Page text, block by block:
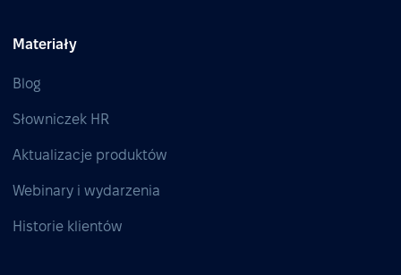
Materiały
Blog
Słowniczek HR
Aktualizacje produktów
Webinary i wydarzenia
Historie klientów